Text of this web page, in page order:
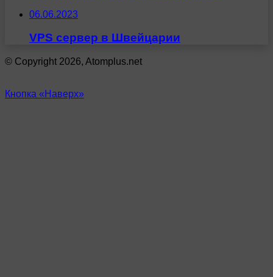
06.06.2023
VPS сервер в Швейцарии
© Copyright 2026, Atomplus.net
Кнопка «Наверх»